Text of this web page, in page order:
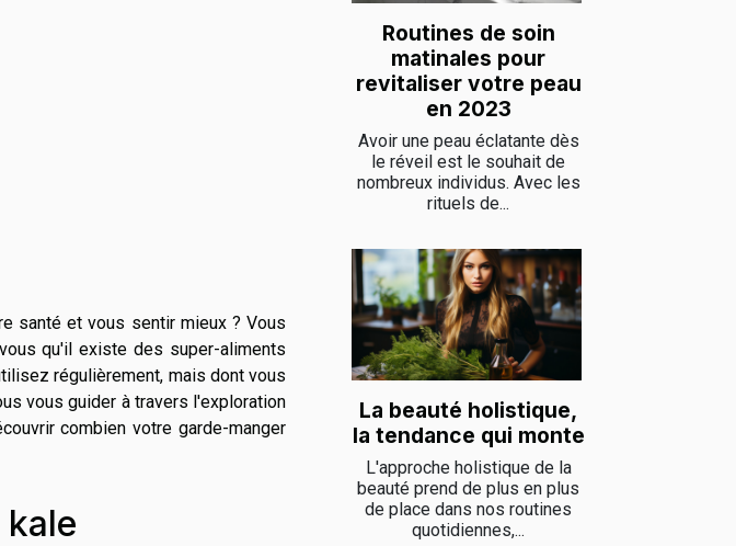
santé et vous sentir mieux ? Vous
qu'il existe des super-aliments
régulièrement, mais dont vous
vous guider à travers l'exploration
combien votre garde-manger
Routines de soin
matinales pour
revitaliser votre peau
en 2023
Avoir une peau éclatante dès
le réveil est le souhait de
nombreux individus. Avec les
rituels de...
La beauté holistique,
la tendance qui monte
L'approche holistique de la
beauté prend de plus en plus
de place dans nos routines
quotidiennes,...